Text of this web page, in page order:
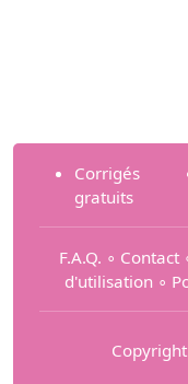
Corrigés
gratuits
F.A.Q. ∘ Contact
d'utilisation ∘